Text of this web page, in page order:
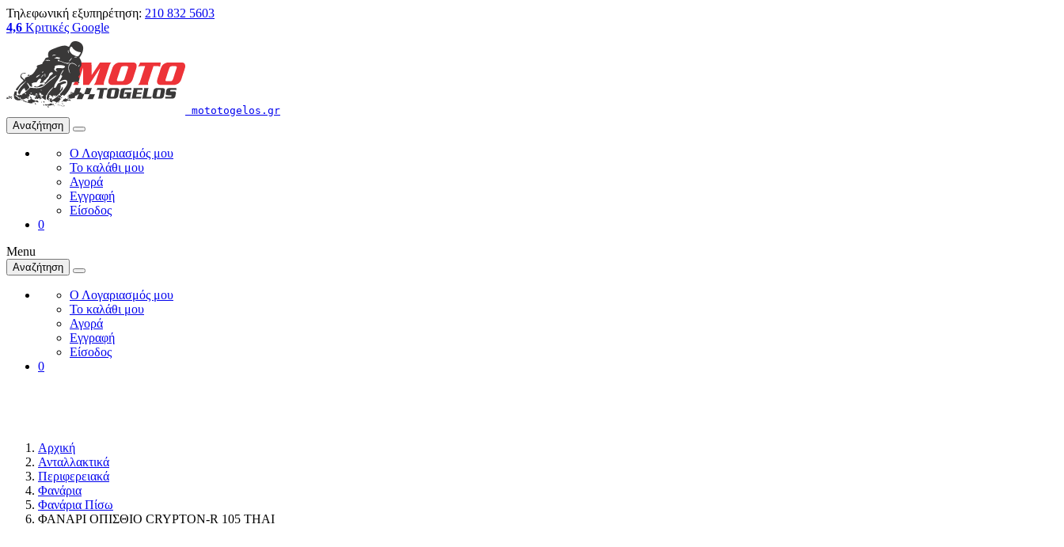
Τηλεφωνική εξυπηρέτηση: 210 832 5603
4,6 Κριτικές Google
mototogelos.gr
Αναζήτηση
Ο Λογαριασμός μου
Το καλάθι μου
Αγορά
Εγγραφή
Είσοδος
0
Menu
Αναζήτηση
Ο Λογαριασμός μου
Το καλάθι μου
Αγορά
Εγγραφή
Είσοδος
0
Αρχική
Ανταλλακτικά
Περιφερειακά
Φανάρια
Φανάρια Πίσω
ΦΑΝΑΡΙ ΟΠΙΣΘΙΟ CRYPTON-R 105 THAI